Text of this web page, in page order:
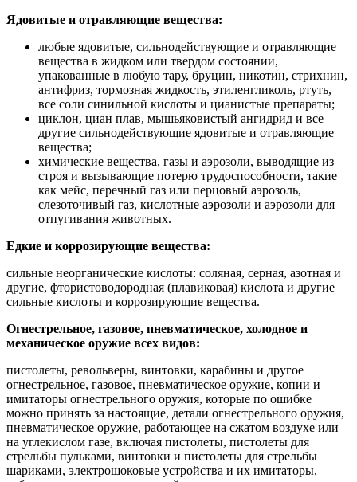
Ядовитые и отравляющие вещества:
любые ядовитые, сильнодействующие и отравляющие
вещества в жидком или твердом состоянии,
упакованные в любую тару, бруцин, никотин, стрихнин,
антифриз, тормозная жидкость, этиленгликоль, ртуть,
все соли синильной кислоты и цианистые препараты;
циклон, циан плав, мышьяковистый ангидрид и все
другие сильнодействующие ядовитые и отравляющие
вещества;
химические вещества, газы и аэрозоли, выводящие из
строя и вызывающие потерю трудоспособности, такие
как мейс, перечный газ или перцовый аэрозоль,
слезоточивый газ, кислотные аэрозоли и аэрозоли для
отпугивания животных.
Едкие и коррозирующие вещества:
сильные неорганические кислоты: соляная, серная, азотная и
другие, фтористоводородная (плавиковая) кислота и другие
сильные кислоты и коррозирующие вещества.
Огнестрельное, газовое, пневматическое, холодное и
механическое оружие всех видов:
пистолеты, револьверы, винтовки, карабины и другое
огнестрельное, газовое, пневматическое оружие, копии и
имитаторы огнестрельного оружия, которые по ошибке
можно принять за настоящие, детали огнестрельного оружия,
пневматическое оружие, работающее на сжатом воздухе или
на углекислом газе, включая пистолеты, пистолеты для
стрельбы пульками, винтовки и пистолеты для стрельбы
шариками, электрошоковые устройства и их имитаторы,